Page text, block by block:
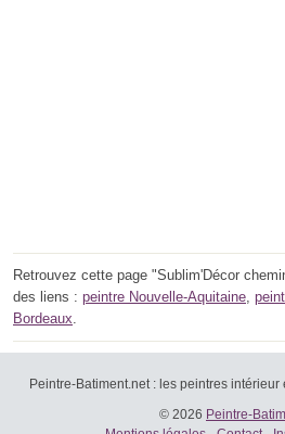
Retrouvez cette page "Sublim'Décor
des liens : peintre Nouvelle-Aquitaine,
Bordeaux.
Peintre-Batiment.net : les peintres
© 2026 Peintre-